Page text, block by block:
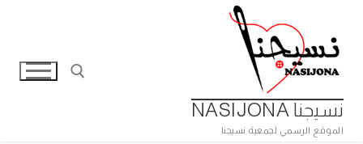
المحتوى
نسيجنا NASIJONA
الموقع الرسمي لجمعية نسيجنا